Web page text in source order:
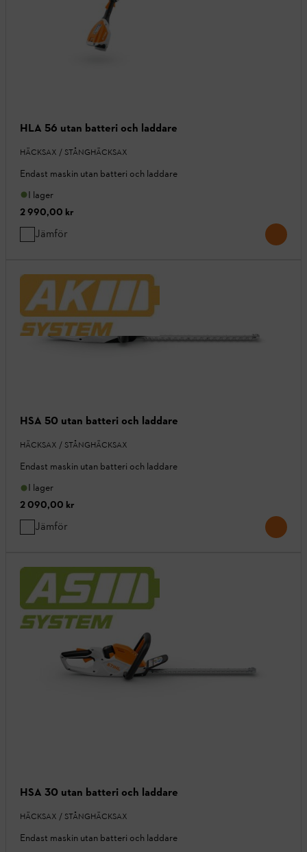
HLA 56 utan batteri och laddare
HÄCKSAX / STÅNGHÄCKSAX
Endast maskin utan batteri och laddare
I lager
2 990,00 kr
Jämför
HSA 50 utan batteri och laddare
HÄCKSAX / STÅNGHÄCKSAX
Endast maskin utan batteri och laddare
I lager
2 090,00 kr
Jämför
HSA 30 utan batteri och laddare
HÄCKSAX / STÅNGHÄCKSAX
Endast maskin utan batteri och laddare